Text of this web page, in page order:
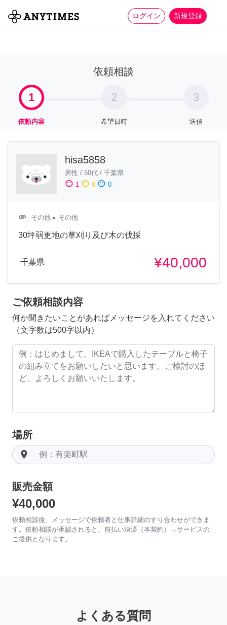
ログイン 新規登録
全て 家事 more_horiz
依頼相談
1
依頼内容
2
希望日時
3
送信
hisa5858
男性 / 50代 / 千葉県
sentiment_satisfied 1 sentiment_neutral 0 sentiment_dissatisfied 0
attachment その他 ▸ その他
30坪弱更地の草刈り及び木の伐採
千葉県 ¥40,000
ご依頼相談内容
何か聞きたいことがあればメッセージを入れてください
（文字数は500字以内）
場所
room
販売金額
¥40,000
依頼相談後、メッセージで依頼者と仕事詳細のすり合わせができま
す。依頼相談が承認されると、前払い決済（本契約）→サービスの
ご提供となります。
よくある質問